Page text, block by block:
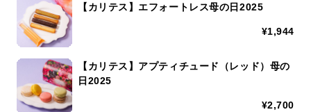
【カリテス】エフォートレス母の日2025
¥1,944
【カリテス】アプティチュード（レッド）母の
日2025
¥2,700